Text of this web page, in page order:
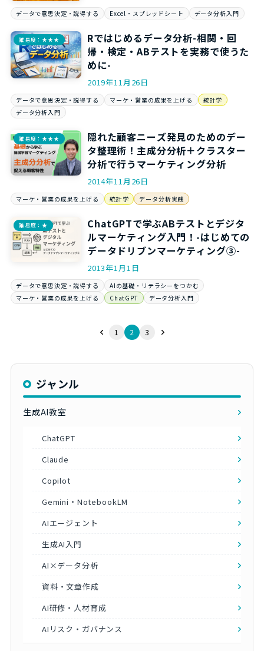
データで意思決定・説得する Excel・スプレッドシート データ分析入門
難易度：★★★
Rではじめるデータ分析-相関・回
帰・検定・ABテストを実務で使うた
めに-
2019年11月26日
データで意思決定・説得する マーケ・営業の成果を上げる
統計学
データ分析入門
難易度：★★★
隠れた顧客ニーズ発見のためのデー
タ整理術！主成分分析＋クラスター
分析で行うマーケティング分析
2014年11月26日
マーケ・営業の成果を上げる 統計学 データ分析実践
難易度：★
ChatGPTで学ぶABテストとデジタ
ルマーケティング入門！-はじめての
データドリブンマーケティング③-
2013年1月1日
データで意思決定・説得する
AIの基礎・リテラシーをつかむ
マーケ・営業の成果を上げる
ChatGPT データ分析入門
1 2 3
ジャンル
生成AI教室
ChatGPT
Claude
Copilot
Gemini・NotebookLM
AIエージェント
生成AI入門
AI×データ分析
資料・文章作成
AI研修・人材育成
AIリスク・ガバナンス